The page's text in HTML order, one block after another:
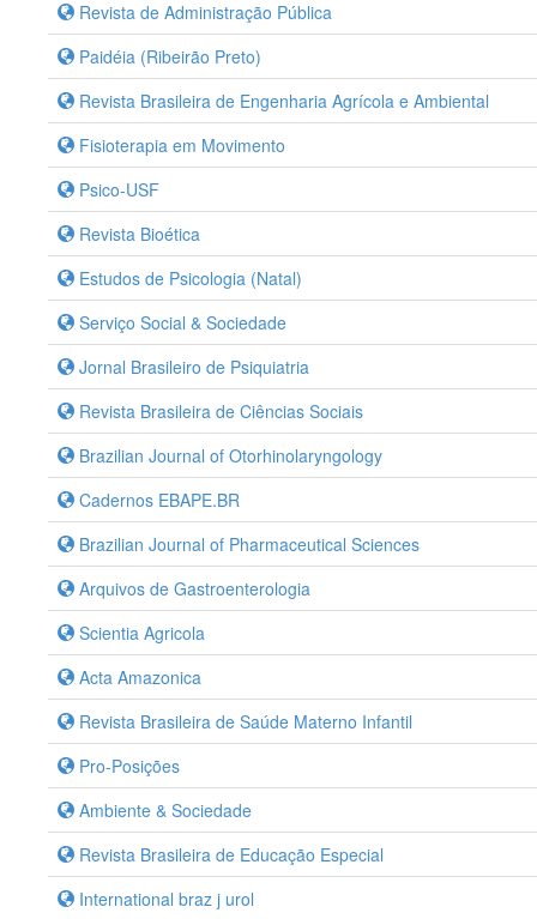
Revista de Administração Pública
Paidéia (Ribeirão Preto)
Revista Brasileira de Engenharia Agrícola e Ambiental
Fisioterapia em Movimento
Psico-USF
Revista Bioética
Estudos de Psicologia (Natal)
Serviço Social & Sociedade
Jornal Brasileiro de Psiquiatria
Revista Brasileira de Ciências Sociais
Brazilian Journal of Otorhinolaryngology
Cadernos EBAPE.BR
Brazilian Journal of Pharmaceutical Sciences
Arquivos de Gastroenterologia
Scientia Agricola
Acta Amazonica
Revista Brasileira de Saúde Materno Infantil
Pro-Posições
Ambiente & Sociedade
Revista Brasileira de Educação Especial
International braz j urol